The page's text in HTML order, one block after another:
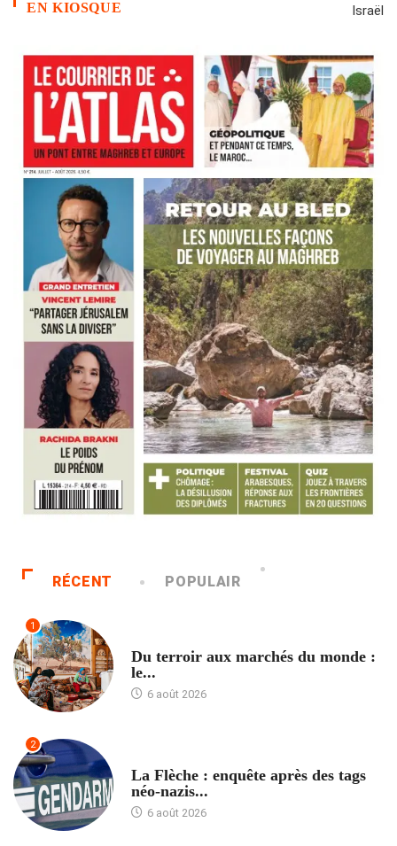
EN KIOSQUE
RÉCENT POPULAIR
1
Du terroir aux marchés du monde :
le...
6 août 2026
2
La Flèche : enquête après des tags
néo-nazis...
6 août 2026